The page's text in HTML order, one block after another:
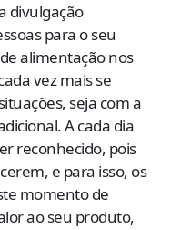
divulgação
para o seu
alimentação nos
vez mais se
seja com a
A cada dia
reconhecido, pois
e para isso, os
momento de
ao seu produto,